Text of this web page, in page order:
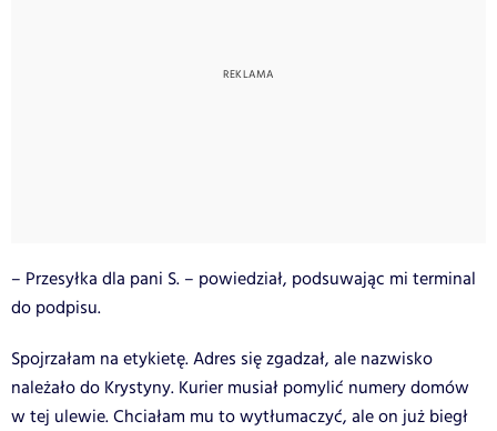
– Przesyłka dla pani S. – powiedział, podsuwając mi terminal
do podpisu.
Spojrzałam na etykietę. Adres się zgadzał, ale nazwisko
należało do Krystyny. Kurier musiał pomylić numery domów
w tej ulewie. Chciałam mu to wytłumaczyć, ale on już biegł